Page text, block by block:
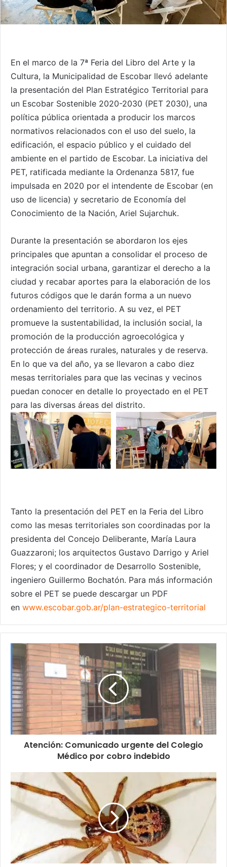
En el marco de la 7ª Feria del Libro del Arte y la
Cultura, la Municipalidad de Escobar llevó adelante
la presentación del Plan Estratégico Territorial para
un Escobar Sostenible 2020-2030 (PET 2030), una
política pública orientada a producir los marcos
normativos relacionados con el uso del suelo, la
edificación, el espacio público y el cuidado del
ambiente en el partido de Escobar. La iniciativa del
PET, ratificada mediante la Ordenanza 5817, fue
impulsada en 2020 por el intendente de Escobar (en
uso de licencia) y secretario de Economía del
Conocimiento de la Nación, Ariel Sujarchuk.
Durante la presentación se abordaron los ejes
principales que apuntan a consolidar el proceso de
integración social urbana, garantizar el derecho a la
ciudad y recabar aportes para la elaboración de los
futuros códigos que le darán forma a un nuevo
ordenamiento del territorio. A su vez, el PET
promueve la sustentabilidad, la inclusión social, la
promoción de la producción agroecológica y
protección de áreas rurales, naturales y de reserva.
En lo que va del año, ya se llevaron a cabo diez
mesas territoriales para que las vecinas y vecinos
puedan conocer en detalle lo proyectado en el PET
para las diversas áreas del distrito.
Tanto la presentación del PET en la Feria del Libro
como las mesas territoriales son coordinadas por la
presidenta del Concejo Deliberante, María Laura
Guazzaroni; los arquitectos Gustavo Darrigo y Ariel
Flores; y el coordinador de Desarrollo Sostenible,
ingeniero Guillermo Bochatón. Para más información
sobre el PET se puede descargar un PDF
en www.escobar.gob.ar/plan-estrategico-territorial
Atención: Comunicado urgente del Colegio
Médico por cobro indebido